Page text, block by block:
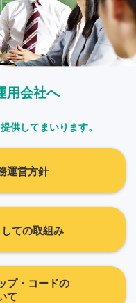
用会社へ
供してまいります。
運営方針
ての取組み
プ・コードの
て